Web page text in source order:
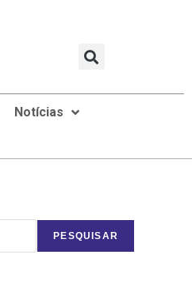
Notícias
PESQUISAR